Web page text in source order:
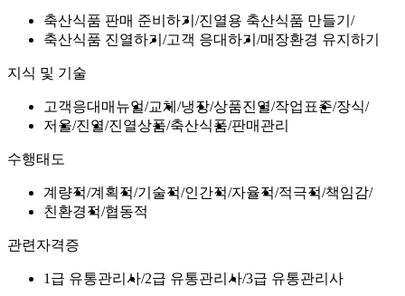
축산식품 판매 준비하기
진열용 축산식품 만들기
축산식품 진열하기
고객 응대하기 매장환경 유지하기
지식 및 기술
고객응대매뉴얼 교체 냉장 상품진열 작업표준 장식
저울 진열 진열상품 축산식품 판매관리
수행태도
계량적 계획적 기술적 인간적 자율적 적극적 책임감
친환경적 협동적
관련자격증
1급 유통관리사 2급 유통관리사 3급 유통관리사